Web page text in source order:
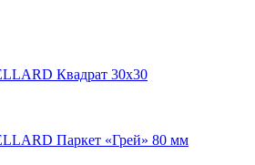
Квадрат 30х30
Паркет «Грей» 80 мм